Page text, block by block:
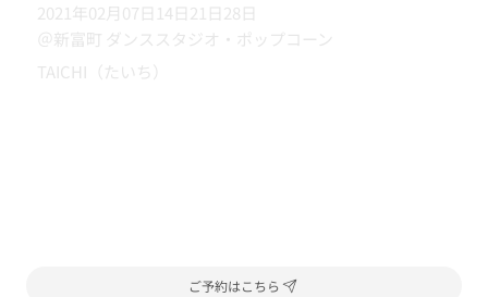
2021年02月07日14日21日28日
＠新富町 ダンススタジオ・ポップコーン
TAICHI（たいち）
ご予約はこちら